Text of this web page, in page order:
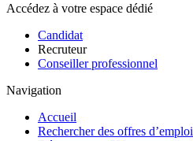
Accédez à votre espace dédié
Candidat
Recruteur
Conseiller professionnel
Navigation
Accueil
Rechercher des offres d’emploi